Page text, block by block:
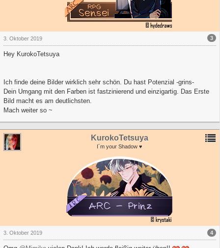
3
3. Oktober 2019
Hey KurokoTetsuya
Ich finde deine Bilder wirklich sehr schön. Du hast Potenzial -grins-
Dein Umgang mit den Farben ist fastzinierend und einzigartig. Das Erste
Bild macht es am deutlichsten.
Mach weiter so ~
KurokoTetsuya
I´m your Shadow ♥
4
3. Oktober 2019